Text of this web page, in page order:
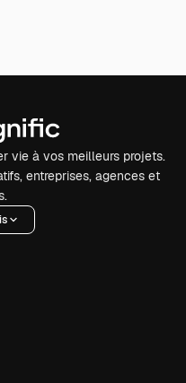
vie à vos meilleurs projets.
entreprises, agences et